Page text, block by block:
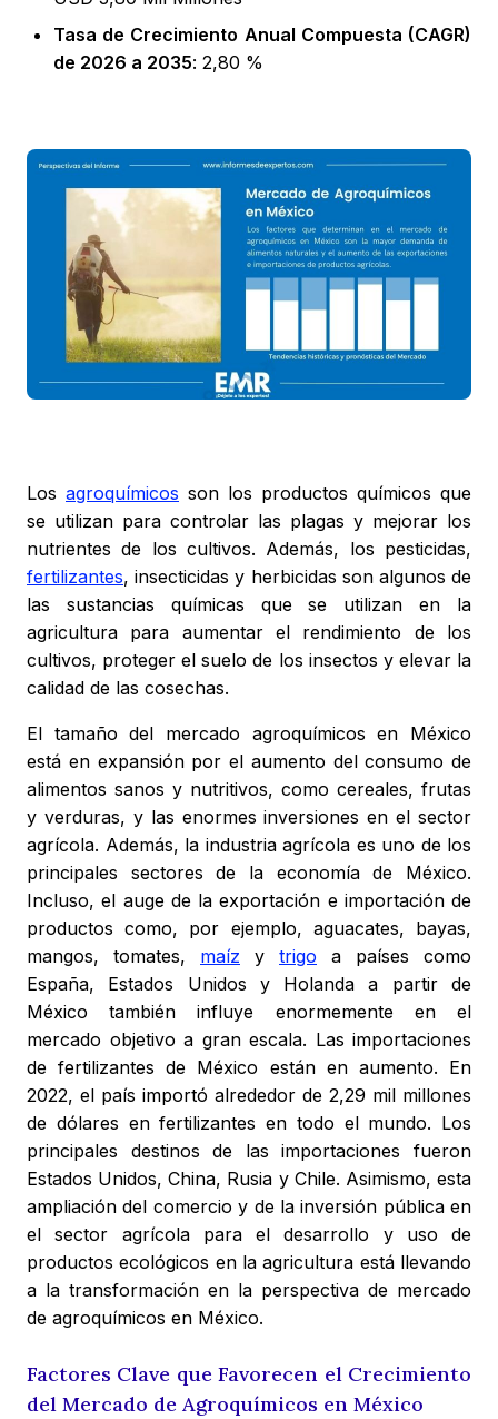
Tasa de Crecimiento Anual Compuesta (CAGR)
de 2026 a 2035: 2,80 %
Los agroquímicos son los productos químicos que
se utilizan para controlar las plagas y mejorar los
nutrientes de los cultivos. Además, los pesticidas,
fertilizantes, insecticidas y herbicidas son algunos de
las sustancias químicas que se utilizan en la
agricultura para aumentar el rendimiento de los
cultivos, proteger el suelo de los insectos y elevar la
calidad de las cosechas.
El tamaño del mercado agroquímicos en México
está en expansión por el aumento del consumo de
alimentos sanos y nutritivos, como cereales, frutas
y verduras, y las enormes inversiones en el sector
agrícola. Además, la industria agrícola es uno de los
principales sectores de la economía de México.
Incluso, el auge de la exportación e importación de
productos como, por ejemplo, aguacates, bayas,
mangos, tomates, maíz y trigo a países como
España, Estados Unidos y Holanda a partir de
México también influye enormemente en el
mercado objetivo a gran escala. Las importaciones
de fertilizantes de México están en aumento. En
2022, el país importó alrededor de 2,29 mil millones
de dólares en fertilizantes en todo el mundo. Los
principales destinos de las importaciones fueron
Estados Unidos, China, Rusia y Chile. Asimismo, esta
ampliación del comercio y de la inversión pública en
el sector agrícola para el desarrollo y uso de
productos ecológicos en la agricultura está llevando
a la transformación en la perspectiva de mercado
de agroquímicos en México.
Factores Clave que Favorecen el Crecimiento
del Mercado de Agroquímicos en México